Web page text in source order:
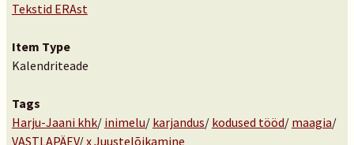
Tekstid ERAst
Item Type
Kalendriteade
Tags
Harju-Jaani khk/ inimelu/ karjandus/ kodused tööd/ maagia/
VASTLAPÄEV/x Juustelõikamine